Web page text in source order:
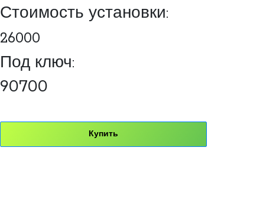
Стоимость установки:
26000
Под ключ:
90700
Купить